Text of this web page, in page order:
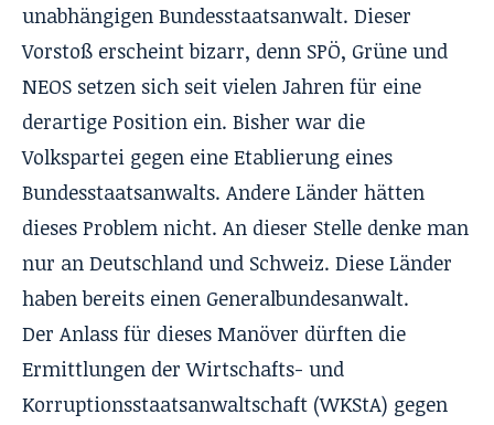
unabhängigen Bundesstaatsanwalt. Dieser
Vorstoß erscheint bizarr, denn SPÖ, Grüne und
NEOS setzen sich seit vielen Jahren für eine
derartige Position ein. Bisher war die
Volkspartei gegen eine Etablierung eines
Bundesstaatsanwalts. Andere Länder hätten
dieses Problem nicht. An dieser Stelle denke man
nur an Deutschland und Schweiz. Diese Länder
haben bereits einen Generalbundesanwalt.
Der Anlass für dieses Manöver dürften die
Ermittlungen der Wirtschafts- und
Korruptionsstaatsanwaltschaft (WKStA) gegen